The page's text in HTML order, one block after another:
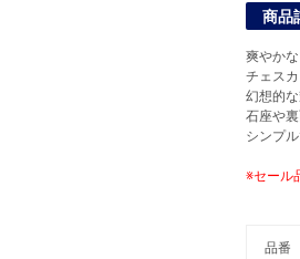
商品
爽やか
チェス
幻想的な
石座や
シンプ
※セール
品番